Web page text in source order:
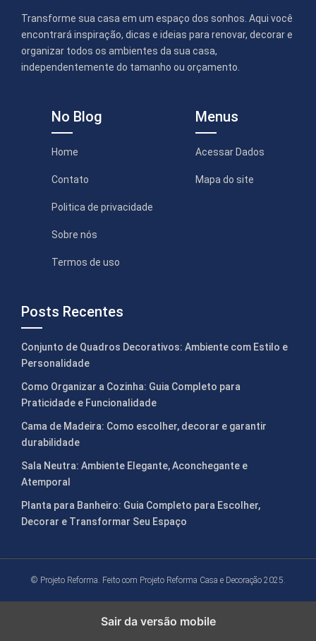
Transforme sua casa em um espaço dos sonhos. Aqui você
encontrará inspiração, dicas e ideias para renovar, decorar e
organizar todos os ambientes da sua casa,
independentemente do tamanho ou orçamento.
No Blog
Home
Contato
Politica de privacidade
Sobre nós
Termos de uso
Menus
Acessar Dados
Mapa do site
Posts Recentes
Conjunto de Quadros Decorativos: Ambiente com Estilo e
Personalidade
Como Organizar a Cozinha: Guia Completo para
Praticidade e Funcionalidade
Cama de Madeira: Como escolher, decorar e garantir
durabilidade
Sala Neutra: Ambiente Elegante, Aconchegante e
Atemporal
Planta para Banheiro: Guia Completo para Escolher,
Decorar e Transformar Seu Espaço
© Projeto Reforma. Feito com Projeto Reforma Casa e Decoração 2025.
Sair da versão mobile